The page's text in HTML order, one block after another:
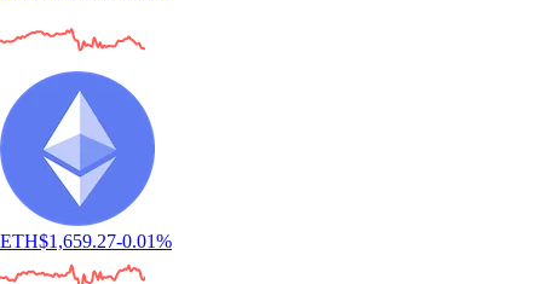
ETH$1,659.27-0.01%